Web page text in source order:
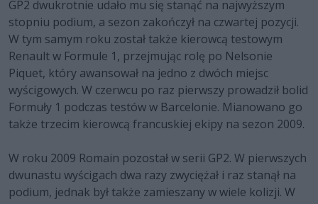
GP2 dwukrotnie udało mu się stanąć na najwyższym
stopniu podium, a sezon zakończył na czwartej pozycji.
W tym samym roku został także kierowcą testowym
Renault w Formule 1, przejmując rolę po Nelsonie
Piquet, który awansował na jedno z dwóch miejsc
wyścigowych. W czerwcu po raz pierwszy prowadził bolid
Formuły 1 podczas testów w Barcelonie. Mianowano go
także trzecim kierowcą francuskiej ekipy na sezon 2009.
W roku 2009 Romain pozostał w serii GP2. W pierwszych
dwunastu wyścigach dwa razy zwyciężał i raz stanął na
podium, jednak był także zamieszany w wiele kolizji. W